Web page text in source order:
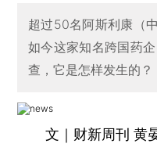
超过50名阿斯利康（
如今这家知名跨国药
查，它是怎样发生的？
文｜财新周刊 黄